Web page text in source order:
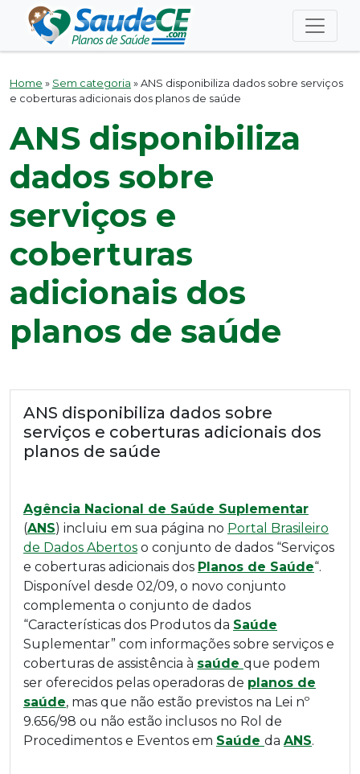
Home » Sem categoria » ANS disponibiliza dados sobre serviços
e coberturas adicionais dos planos de saúde
ANS disponibiliza
dados sobre
serviços e
coberturas
adicionais dos
planos de saúde
ANS disponibiliza dados sobre
serviços e coberturas adicionais dos
planos de saúde
Agência Nacional de Saúde Suplementar
(ANS) incluiu em sua página no Portal Brasileiro
de Dados Abertos o conjunto de dados “Serviços
e coberturas adicionais dos Planos de Saúde“.
Disponível desde 02/09, o novo conjunto
complementa o conjunto de dados
“Características dos Produtos da Saúde
Suplementar” com informações sobre serviços e
coberturas de assistência à saúde que podem
ser oferecidos pelas operadoras de planos de
saúde, mas que não estão previstos na Lei nº
9.656/98 ou não estão inclusos no Rol de
Procedimentos e Eventos em Saúde da ANS.